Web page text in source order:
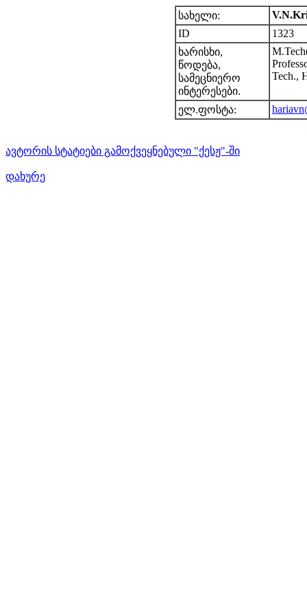
სახელი:
ID
1323
ხარისხი,
წოდება,
სამეცნიერო
ინტერესები.
Tech.,
ელ.ფოსტა:
ავტორის სტატიები გამოქვეყნებული "ქესჟ"-ში
დახურე